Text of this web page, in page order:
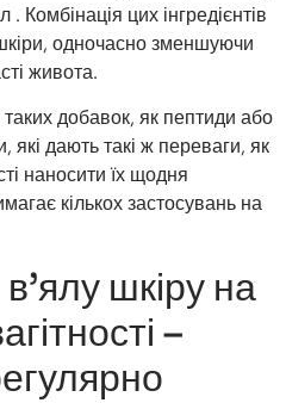
. Комбінація цих інгредієнтів
одночасно зменшуючи
живота.
добавок, як пептиди або
які дають такі ж переваги, як
наносити їх щодня
кількох застосувань на
шкіру на
–